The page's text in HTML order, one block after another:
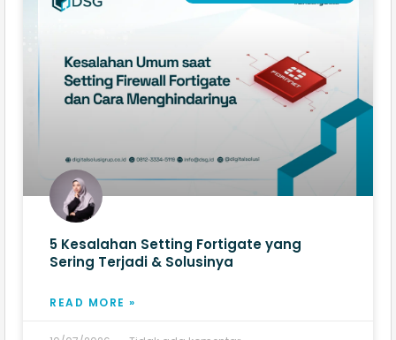
5 Kesalahan Setting Fortigate yang
Sering Terjadi & Solusinya
READ MORE »